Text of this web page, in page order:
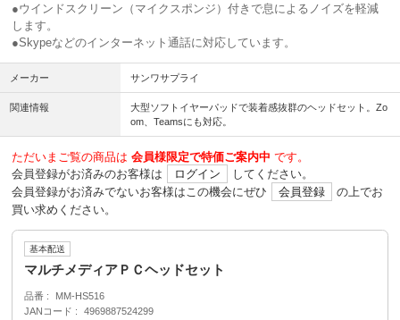
●ウインドスクリーン（マイクスポンジ）付きで息によるノイズを軽減
します。
●Skypeなどのインターネット通話に対応しています。
メーカー サンワサプライ
関連情報
大型ソフトイヤーパッドで装着感抜群のヘッドセット。Zo
om、Teamsにも対応。
ただいまご覧の商品は 会員様限定で特価ご案内中 です。
会員登録がお済みのお客様は
ログイン
してください。
会員登録がお済みでないお客様はこの機会にぜひ
会員登録
の上でお
買い求めください。
基本配送
マルチメディアＰＣヘッドセット
品番
MM-HS516
JANコード
4969887524299